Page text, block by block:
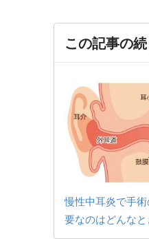
この記事の
慢性中耳炎で手
要なのはどんなと